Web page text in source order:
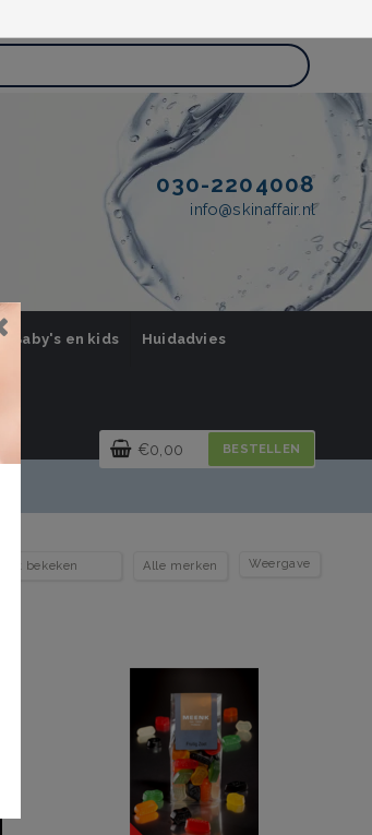
030-2204008
info@skinaffair.nl
Baby's en kids Huidadvies
€0,00 BESTELLEN
Weergave